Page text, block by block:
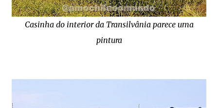
Casinha do interior da Transilvânia parece uma
pintura